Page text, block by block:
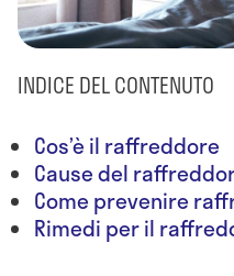
INDICE DEL CONTENUTO
Cos’è il raffreddore
Cause del
Come prevenire
Rimedi per il